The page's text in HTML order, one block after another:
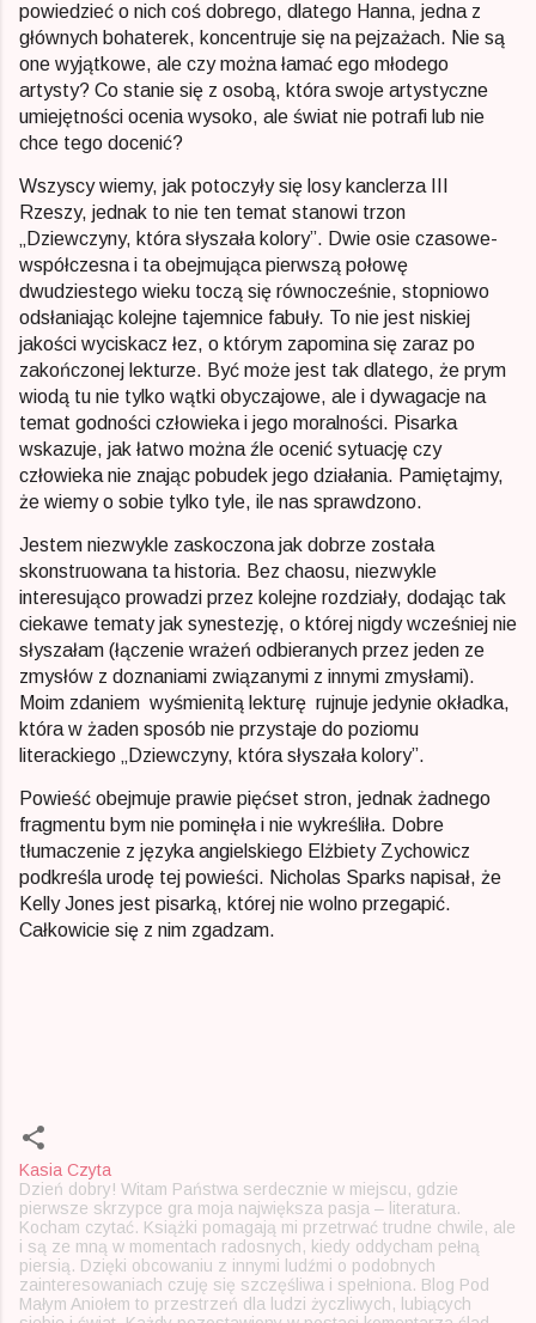
powiedzieć o nich coś dobrego, dlatego Hanna, jedna z
głównych bohaterek, koncentruje się na pejzażach. Nie są
one wyjątkowe, ale czy można łamać ego młodego
artysty? Co stanie się z osobą, która swoje artystyczne
umiejętności ocenia wysoko, ale świat nie potrafi lub nie
chce tego docenić?
Wszyscy wiemy, jak potoczyły się losy kanclerza III
Rzeszy, jednak to nie ten temat stanowi trzon
„Dziewczyny, która słyszała kolory”. Dwie osie czasowe-
współczesna i ta obejmująca pierwszą połowę
dwudziestego wieku toczą się równocześnie, stopniowo
odsłaniając kolejne tajemnice fabuły. To nie jest niskiej
jakości wyciskacz łez, o którym zapomina się zaraz po
zakończonej lekturze. Być może jest tak dlatego, że prym
wiodą tu nie tylko wątki obyczajowe, ale i dywagacje na
temat godności człowieka i jego moralności. Pisarka
wskazuje, jak łatwo można źle ocenić sytuację czy
człowieka nie znając pobudek jego działania. Pamiętajmy,
że wiemy o sobie tylko tyle, ile nas sprawdzono.
Jestem niezwykle zaskoczona jak dobrze została
skonstruowana ta historia. Bez chaosu, niezwykle
interesująco prowadzi przez kolejne rozdziały, dodając tak
ciekawe tematy jak synestezję, o której nigdy wcześniej nie
słyszałam (łączenie wrażeń odbieranych przez jeden ze
zmysłów z doznaniami związanymi z innymi zmysłami).
Moim zdaniem wyśmienitą lekturę rujnuje jedynie okładka,
która w żaden sposób nie przystaje do poziomu
literackiego „Dziewczyny, która słyszała kolory”.
Powieść obejmuje prawie pięćset stron, jednak żadnego
fragmentu bym nie pominęła i nie wykreśliła. Dobre
tłumaczenie z języka angielskiego Elżbiety Zychowicz
podkreśla urodę tej powieści. Nicholas Sparks napisał, że
Kelly Jones jest pisarką, której nie wolno przegapić.
Całkowicie się z nim zgadzam.
Kasia Czyta
Dzień dobry! Witam Państwa serdecznie w miejscu, gdzie
pierwsze skrzypce gra moja największa pasja – literatura.
Kocham czytać. Książki pomagają mi przetrwać trudne chwile, ale
i są ze mną w momentach radosnych, kiedy oddycham pełną
piersią. Dzięki obcowaniu z innymi ludźmi o podobnych
zainteresowaniach czuję się szczęśliwa i spełniona. Blog Pod
Małym Aniołem to przestrzeń dla ludzi życzliwych, lubiących